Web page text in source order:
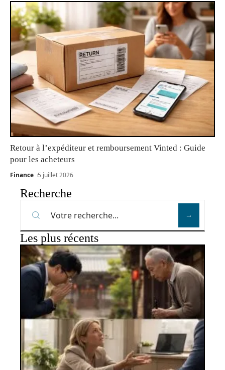
Retour à l’expéditeur et remboursement Vinted : Guide
pour les acheteurs
Finance 5 juillet 2026
Recherche
Les plus récents